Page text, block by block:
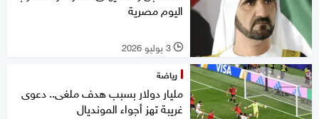
اليوم مصرية
l 3 يوليو 2026
رياضة
مليار دولار بسبب هدف ملغى.. دعوى
غريبة تهز أجواء المونديال